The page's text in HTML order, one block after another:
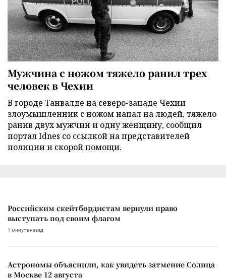
Мужчина с ножом тяжело ранил трех
человек в Чехии
В городе Танвалде на северо-западе Чехии
злоумышленник с ножом напал на людей, тяжело
ранив двух мужчин и одну женщину, сообщил
портал Idnes со ссылкой на представителей
полиции и скорой помощи.
Российским скейтбордистам вернули право
выступать под своим флагом
1 минута назад
Астрономы объяснили, как увидеть затмение Солнца
в Москве 12 августа